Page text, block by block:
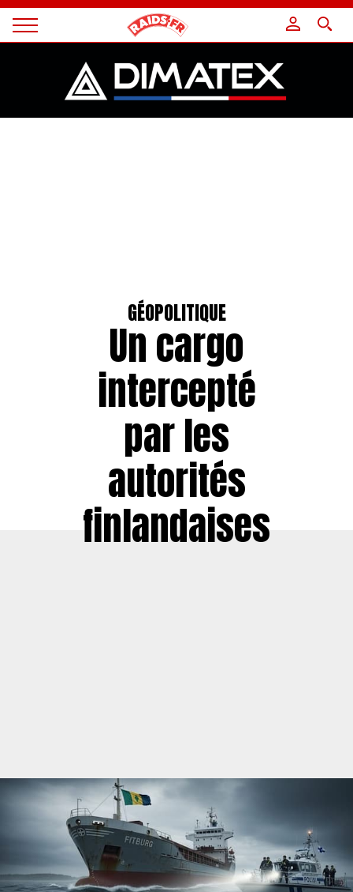
Magazine
GÉOPOLITIQUE
Un cargo
intercepté
par les
autorités
finlandaises
Panneau de gestion des cookies